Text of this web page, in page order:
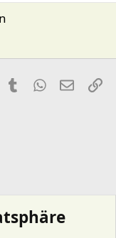
PinterestTumblr WhatsApp
E-Mail